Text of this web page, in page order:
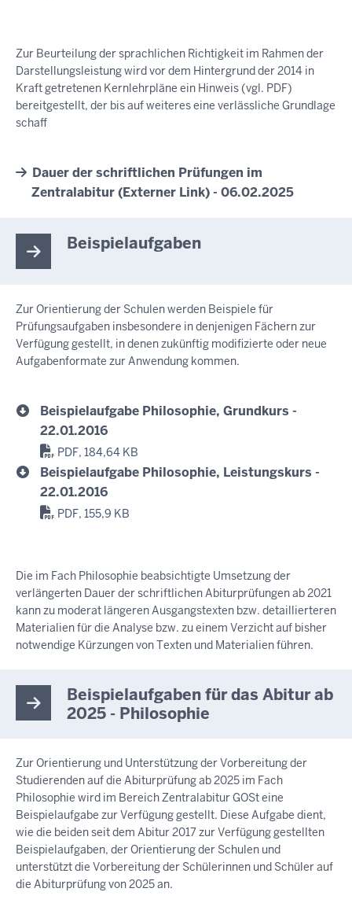
Zur Beurteilung der sprachlichen Richtigkeit im Rahmen der
Darstellungsleistung wird vor dem Hintergrund der 2014 in
Kraft getretenen Kernlehrpläne ein Hinweis (vgl. PDF)
bereitgestellt, der bis auf weiteres eine verlässliche Grundlage
schaff
Dauer der schriftlichen Prüfungen im
Zentralabitur (Externer Link) - 06.02.2025
Beispielaufgaben
Zur Orientierung der Schulen werden Beispiele für
Prüfungsaufgaben insbesondere in denjenigen Fächern zur
Verfügung gestellt, in denen zukünftig modifizierte oder neue
Aufgabenformate zur Anwendung kommen.
Beispielaufgabe Philosophie, Grundkurs -
22.01.2016
PDF, 184,64 KB
Beispielaufgabe Philosophie, Leistungskurs -
22.01.2016
PDF, 155,9 KB
Die im Fach Philosophie beabsichtigte Umsetzung der
verlängerten Dauer der schriftlichen Abiturprüfungen ab 2021
kann zu moderat längeren Ausgangstexten bzw. detaillierteren
Materialien für die Analyse bzw. zu einem Verzicht auf bisher
notwendige Kürzungen von Texten und Materialien führen.
Beispielaufgaben für das Abitur ab
2025 - Philosophie
Zur Orientierung und Unterstützung der Vorbereitung der
Studierenden auf die Abiturprüfung ab 2025 im Fach
Philosophie wird im Bereich Zentralabitur GOSt eine
Beispielaufgabe zur Verfügung gestellt. Diese Aufgabe dient,
wie die beiden seit dem Abitur 2017 zur Verfügung gestellten
Beispielaufgaben, der Orientierung der Schulen und
unterstützt die Vorbereitung der Schülerinnen und Schüler auf
die Abiturprüfung von 2025 an.